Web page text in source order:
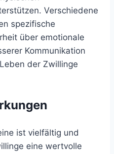
Verschiedene
spezifische
über emotionale
Kommunikation
der Zwillinge
ist vielfältig und
eine wertvolle